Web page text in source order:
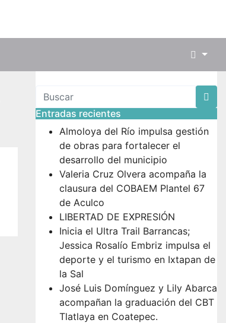
Entradas recientes
Almoloya del Río impulsa gestión
de obras para fortalecer el
desarrollo del municipio
Valeria Cruz Olvera acompaña la
clausura del COBAEM Plantel 67
de Aculco
LIBERTAD DE EXPRESIÓN
Inicia el Ultra Trail Barrancas;
Jessica Rosalío Embriz impulsa el
deporte y el turismo en Ixtapan de
la Sal
José Luis Domínguez y Lily Abarca
acompañan la graduación del CBT
Tlatlaya en Coatepec.